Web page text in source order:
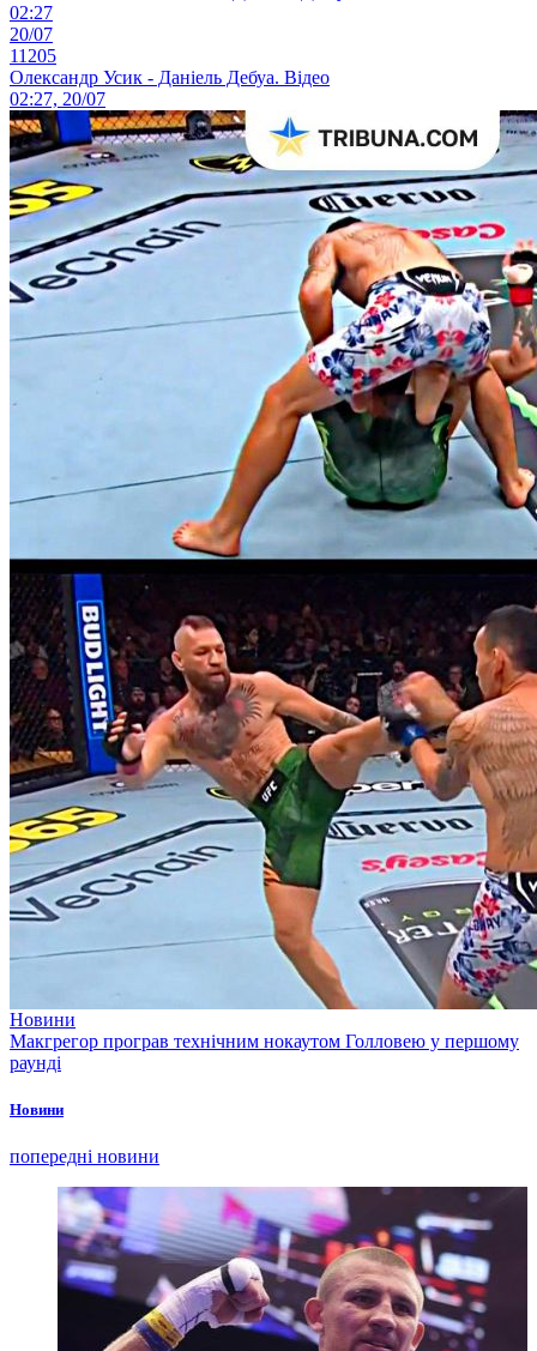
02:27
20/07
11205
Олександр Усик - Даніель Дебуа. Відео
02:27, 20/07
Новини
Макгрегор програв технічним нокаутом Голловею у першому
раунді
Новини
попередні новини